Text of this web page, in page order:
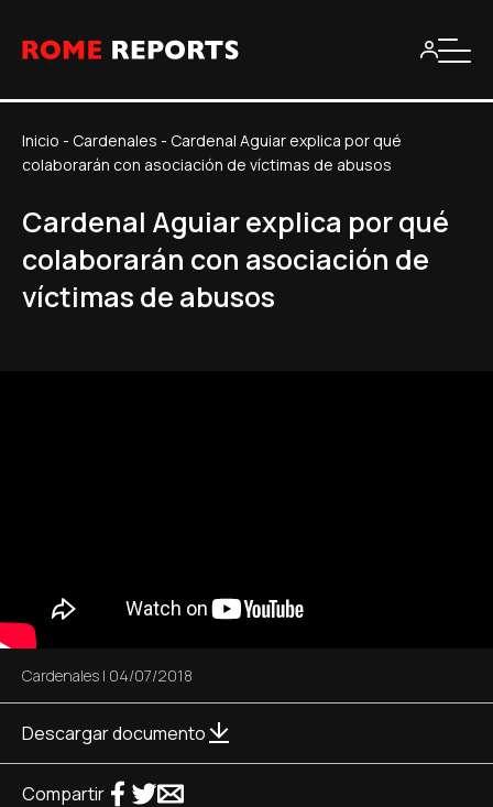
Inicio - Cardenales - Cardenal Aguiar explica por qué
colaborarán con asociación de víctimas de abusos
Cardenal Aguiar explica por qué
colaborarán con asociación de
víctimas de abusos
Cardenales | 04/07/2018
Descargar documento
Compartir